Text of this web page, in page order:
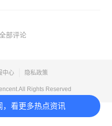
，看更多热点资讯
部评论
中心 隐私政策
Rights Reserved